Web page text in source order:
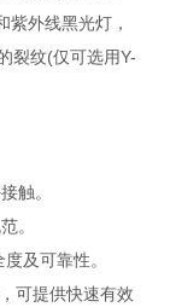
外线黑光灯，
裂纹(仅可选用Y-
。
。
可靠性。
，可提供快速有效